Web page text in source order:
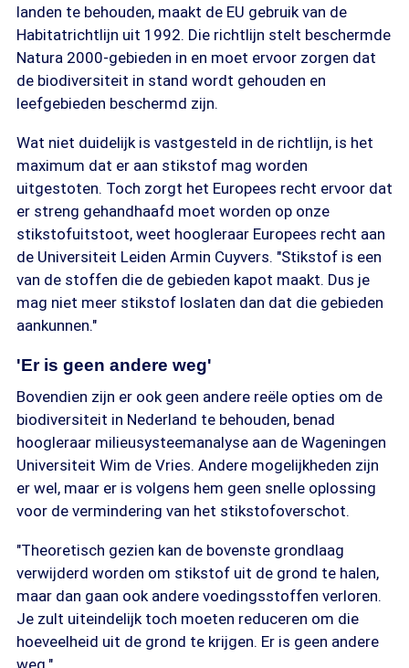
landen te behouden, maakt de EU gebruik van de
Habitatrichtlijn uit 1992. Die richtlijn stelt beschermde
Natura 2000-gebieden in en moet ervoor zorgen dat
de biodiversiteit in stand wordt gehouden en
leefgebieden beschermd zijn.
Wat niet duidelijk is vastgesteld in de richtlijn, is het
maximum dat er aan stikstof mag worden
uitgestoten. Toch zorgt het Europees recht ervoor dat
er streng gehandhaafd moet worden op onze
stikstofuitstoot, weet hoogleraar Europees recht aan
de Universiteit Leiden Armin Cuyvers. "Stikstof is een
van de stoffen die de gebieden kapot maakt. Dus je
mag niet meer stikstof loslaten dan dat die gebieden
aankunnen."
'Er is geen andere weg'
Bovendien zijn er ook geen andere reële opties om de
biodiversiteit in Nederland te behouden, benad
hoogleraar milieusysteemanalyse aan de Wageningen
Universiteit Wim de Vries. Andere mogelijkheden zijn
er wel, maar er is volgens hem geen snelle oplossing
voor de vermindering van het stikstofoverschot.
"Theoretisch gezien kan de bovenste grondlaag
verwijderd worden om stikstof uit de grond te halen,
maar dan gaan ook andere voedingsstoffen verloren.
Je zult uiteindelijk toch moeten reduceren om die
hoeveelheid uit de grond te krijgen. Er is geen andere
weg."